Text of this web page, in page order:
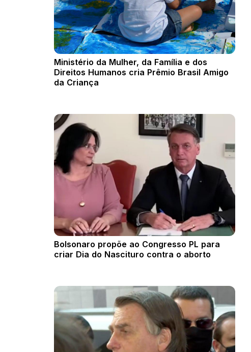
Ministério da Mulher, da Família e dos
Direitos Humanos cria Prêmio Brasil Amigo
da Criança
Bolsonaro propõe ao Congresso PL para
criar Dia do Nascituro contra o aborto